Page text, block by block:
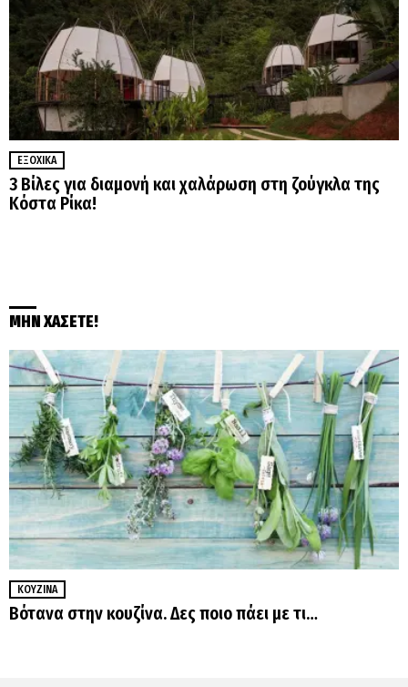
ΕΞΟΧΙΚΆ
3 Βίλες για διαμονή και χαλάρωση στη ζούγκλα της
Κόστα Ρίκα!
ΜΗΝ ΧΑΣΕΤΕ!
ΚΟΥΖΊΝΑ
Βότανα στην κουζίνα. Δες ποιο πάει με τι…